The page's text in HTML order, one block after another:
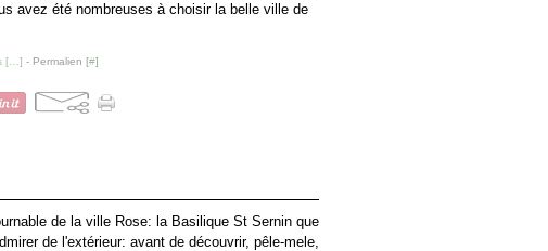
avez été nombreuses à choisir la belle ville de
[ ] - Permalien [#]
de la ville Rose: la Basilique St Sernin que
de l'extérieur: avant de découvrir, pêle-mele,